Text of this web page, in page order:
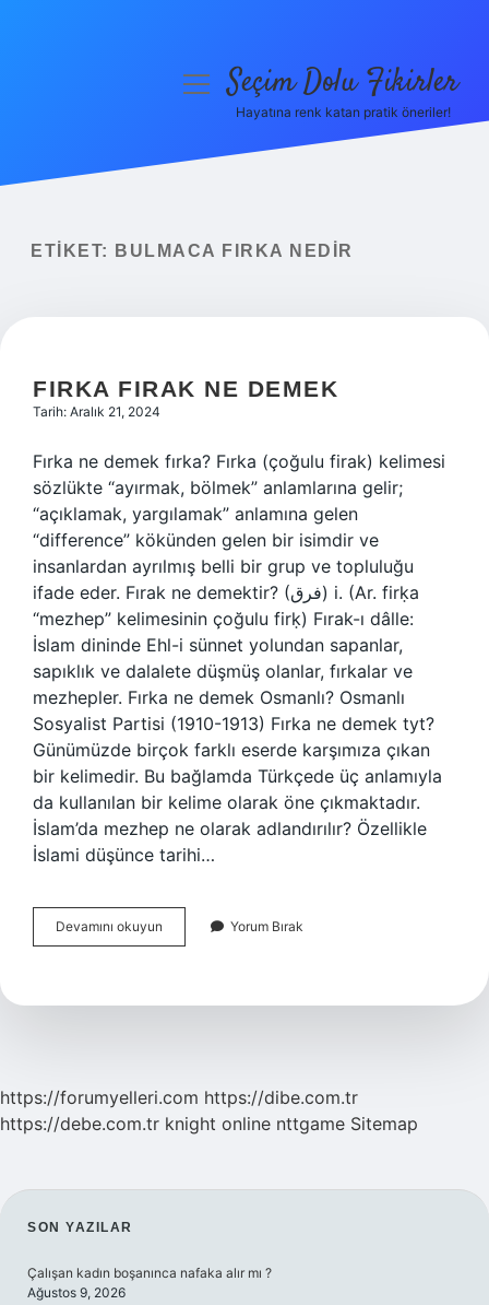
Yasal Uyarı
menüyüSeçim Dolu Fikirler
Hayatına renk katan pratik öneriler!
ETIKET: BULMACA FIRKA NEDIR
FIRKA FIRAK NE DEMEK
Tarih: Aralık 21, 2024
Fırka ne demek fırka? Fırka (çoğulu firak) kelimesi
sözlükte “ayırmak, bölmek” anlamlarına gelir;
“açıklamak, yargılamak” anlamına gelen
“difference” kökünden gelen bir isimdir ve
insanlardan ayrılmış belli bir grup ve topluluğu
ifade eder. Fırak ne demektir? (ﻓﺮﻕ) i. (Ar. firḳa
“mezhep” kelimesinin çoğulu firḳ) Fırak-ı dâlle:
İslam dininde Ehl-i sünnet yolundan sapanlar,
sapıklık ve dalalete düşmüş olanlar, fırkalar ve
mezhepler. Fırka ne demek Osmanlı? Osmanlı
Sosyalist Partisi (1910-1913) Fırka ne demek tyt?
Günümüzde birçok farklı eserde karşımıza çıkan
bir kelimedir. Bu bağlamda Türkçede üç anlamıyla
da kullanılan bir kelime olarak öne çıkmaktadır.
İslam’da mezhep ne olarak adlandırılır? Özellikle
İslami düşünce tarihi…
Devamını okuyun
Fırak
Yorum Bırak
https://forumyelleri.com https://dibe.com.tr
https://debe.com.tr knight online nttgame Sitemap
SIDEBAR
SON YAZILAR
Çalışan kadın boşanınca nafaka alır mı ?
Ağustos 9, 2026